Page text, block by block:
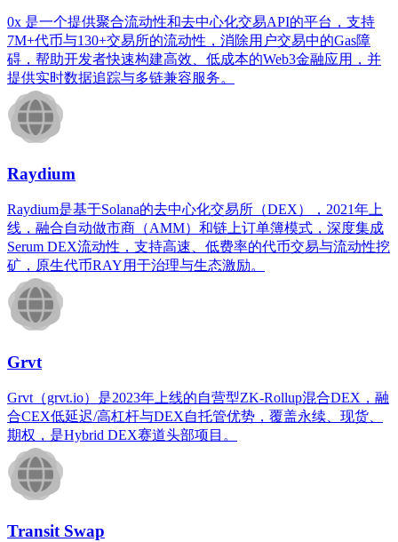
0x 是一个提供聚合流动性和去中心化交易API的平台，支持
7M+代币与130+交易所的流动性，消除用户交易中的Gas障
碍，帮助开发者快速构建高效、低成本的Web3金融应用，并
提供实时数据追踪与多链兼容服务。
Raydium
Raydium是基于Solana的去中心化交易所（DEX），2021年上
线，融合自动做市商（AMM）和链上订单簿模式，深度集成
Serum DEX流动性，支持高速、低费率的代币交易与流动性挖
矿，原生代币RAY用于治理与生态激励。
Grvt
Grvt（grvt.io）是2023年上线的自营型ZK-Rollup混合DEX，融
合CEX低延迟/高杠杆与DEX自托管优势，覆盖永续、现货、
期权，是Hybrid DEX赛道头部项目。
Transit Swap